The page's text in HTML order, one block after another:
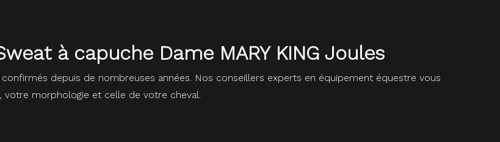
à capuche Dame MARY KING Joules
depuis de nombreuses années. Nos conseillers experts en équipement équestre vous
morphologie et celle de votre cheval.